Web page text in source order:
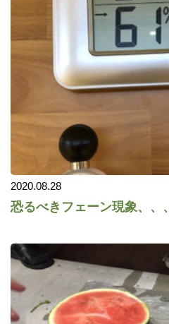
2020.08.28
恐るべきフェーン現象、、、